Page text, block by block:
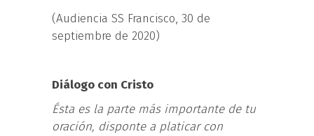
(Audiencia SS Francisco, 30 de
septiembre de 2020)
Diálogo con Cristo
Ésta es la parte más importante de tu
oración, disponte a platicar con